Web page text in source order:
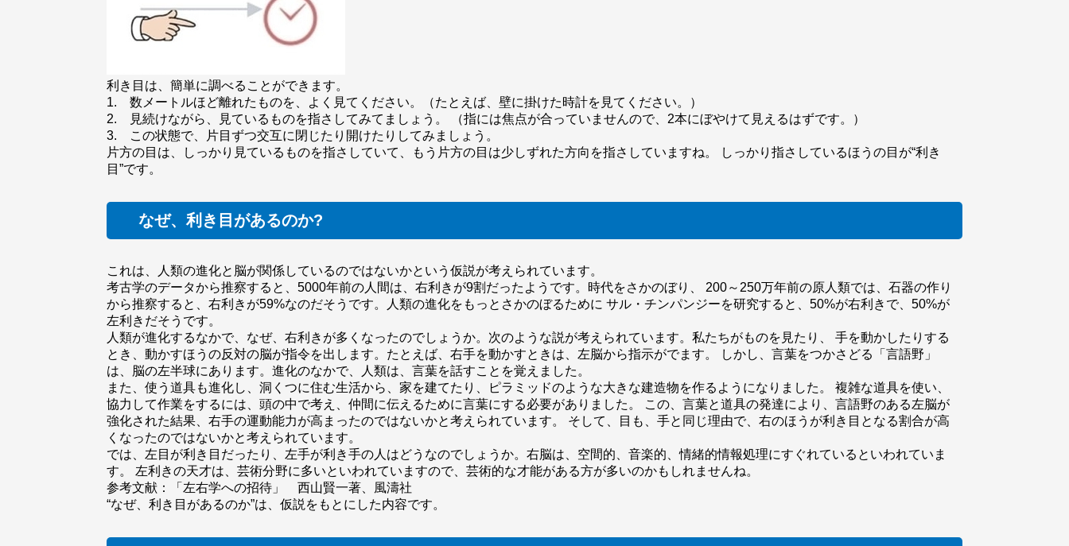
利き目は、簡単に調べることができます。
1. 数メートルほど離れたものを、よく見てください。（たとえば、壁に掛けた時計を見てください。）
2. 見続けながら、見ているものを指さしてみてましょう。 （指には焦点が合っていませんので、2本にぼやけて見えるはずです。）
3. この状態で、片目ずつ交互に閉じたり開けたりしてみましょう。
片方の目は、しっかり見ているものを指さしていて、もう片方の目は少しずれた方向を指さしていますね。 しっかり指さしているほうの目が“利き
目”です。
なぜ、利き目があるのか?
これは、人類の進化と脳が関係しているのではないかという仮説が考えられています。
考古学のデータから推察すると、5000年前の人間は、右利きが9割だったようです。時代をさかのぼり、 200～250万年前の原人類では、石器の作り
から推察すると、右利きが59%なのだそうです。人類の進化をもっとさかのぼるために サル・チンパンジーを研究すると、50%が右利きで、50%が
左利きだそうです。
人類が進化するなかで、なぜ、右利きが多くなったのでしょうか。次のような説が考えられています。私たちがものを見たり、 手を動かしたりする
とき、動かすほうの反対の脳が指令を出します。たとえば、右手を動かすときは、左脳から指示がでます。 しかし、言葉をつかさどる「言語野」
は、脳の左半球にあります。進化のなかで、人類は、言葉を話すことを覚えました。
また、使う道具も進化し、洞くつに住む生活から、家を建てたり、ピラミッドのような大きな建造物を作るようになりました。 複雑な道具を使い、
協力して作業をするには、頭の中で考え、仲間に伝えるために言葉にする必要がありました。 この、言葉と道具の発達により、言語野のある左脳が
強化された結果、右手の運動能力が高まったのではないかと考えられています。 そして、目も、手と同じ理由で、右のほうが利き目となる割合が高
くなったのではないかと考えられています。
では、左目が利き目だったり、左手が利き手の人はどうなのでしょうか。右脳は、空間的、音楽的、情緒的情報処理にすぐれているといわれていま
す。 左利きの天才は、芸術分野に多いといわれていますので、芸術的な才能がある方が多いのかもしれませんね。
参考文献：「左右学への招待」 西山賢一著、風濤社
“なぜ、利き目があるのか”は、仮説をもとにした内容です。